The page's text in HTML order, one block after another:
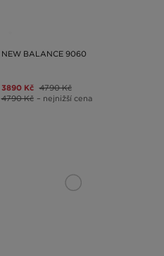
NEW BALANCE 9060
3890 Kč 4790 Kč
4790 Kč – nejnižší cena